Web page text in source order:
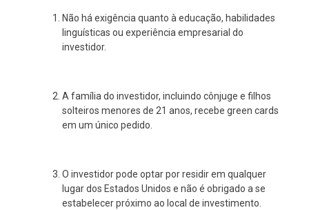
Não há exigência quanto à educação, habilidades
linguísticas ou experiência empresarial do
investidor.
A família do investidor, incluindo cônjuge e filhos
solteiros menores de 21 anos, recebe green cards
em um único pedido.
O investidor pode optar por residir em qualquer
lugar dos Estados Unidos e não é obrigado a se
estabelecer próximo ao local de investimento.